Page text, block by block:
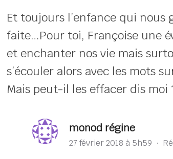
Et toujours l’enfance qui
faite…Pour toi, Françoise une
et enchanter nos vie mais
s’écouler alors avec les mots
Mais peut-il les effacer dis moi
monod régine
27 février 2018 à 5h59 ·